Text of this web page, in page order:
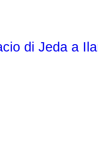
di Jeda a